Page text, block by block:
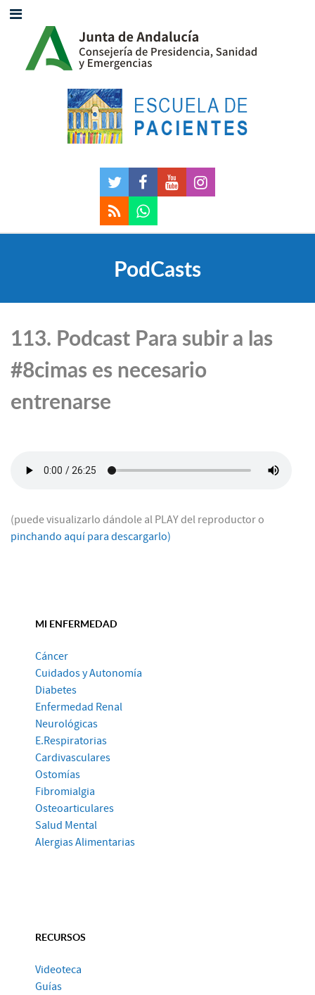
PodCasts
113. Podcast Para subir a las
#8cimas es necesario
entrenarse
(puede visualizarlo dándole al PLAY del reproductor o
pinchando aquí para descargarlo)
MI ENFERMEDAD
Cáncer
Cuidados y Autonomía
Diabetes
Enfermedad Renal
Neurológicas
E.Respiratorias
Cardivasculares
Ostomías
Fibromialgia
Osteoarticulares
Salud Mental
Alergias Alimentarias
RECURSOS
Videoteca
Guías